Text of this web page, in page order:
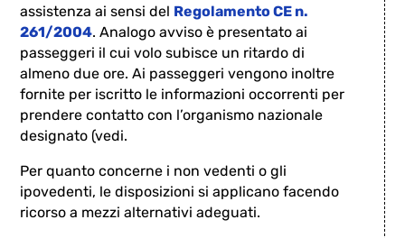
assistenza ai sensi del Regolamento CE n.
261/2004. Analogo avviso è presentato ai
passeggeri il cui volo subisce un ritardo di
almeno due ore. Ai passeggeri vengono inoltre
fornite per iscritto le informazioni occorrenti per
prendere contatto con l’organismo nazionale
designato (vedi.
Per quanto concerne i non vedenti o gli
ipovedenti, le disposizioni si applicano facendo
ricorso a mezzi alternativi adeguati.